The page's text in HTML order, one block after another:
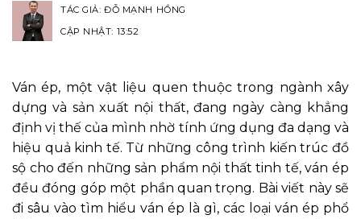
TÁC GIẢ:ĐỖ MẠNH HỒNG
CẬP NHẬT: 13:52
Ván ép, một vật liệu quen thuộc trong ngành xây
dựng và sản xuất nội thất, đang ngày càng khẳng
định vị thế của mình nhờ tính ứng dụng đa dạng và
hiệu quả kinh tế. Từ những công trình kiến trúc đồ
sộ cho đến những sản phẩm nội thất tinh tế, ván ép
đều đóng góp một phần quan trọng. Bài viết này sẽ
đi sâu vào tìm hiểu ván ép là gì, các loại ván ép phổ